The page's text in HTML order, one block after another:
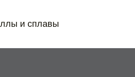
и сплавы